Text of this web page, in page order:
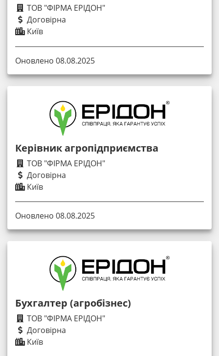
ТОВ "ФІРМА ЕРІДОН"
Договірна
Київ
Оновлено 08.08.2025
Керівник агропідприємства
ТОВ "ФІРМА ЕРІДОН"
Договірна
Київ
Оновлено 08.08.2025
Бухгалтер (агробізнес)
ТОВ "ФІРМА ЕРІДОН"
Договірна
Київ